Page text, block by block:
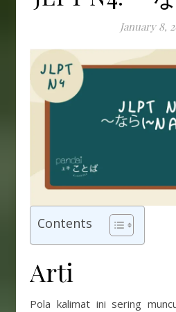
January 8,
Contents
Arti
Pola kalimat ini sering